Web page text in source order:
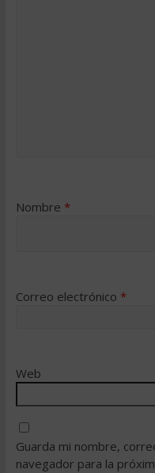
Nombre *
Correo electrónico *
Web
Guarda mi nombre,
navegador para la